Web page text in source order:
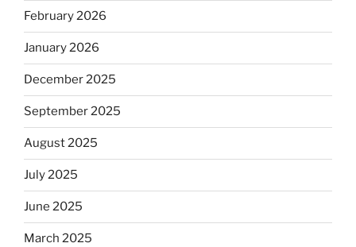
February 2026
January 2026
December 2025
September 2025
August 2025
July 2025
June 2025
March 2025